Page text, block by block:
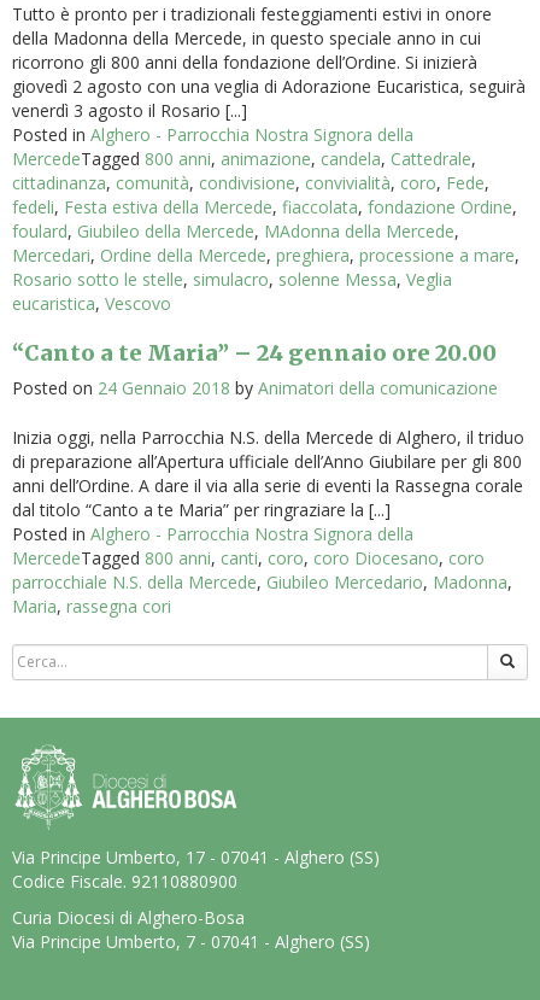
Tutto è pronto per i tradizionali festeggiamenti estivi in onore
della Madonna della Mercede, in questo speciale anno in cui
ricorrono gli 800 anni della fondazione dell’Ordine. Si inizierà
giovedì 2 agosto con una veglia di Adorazione Eucaristica, seguirà
venerdì 3 agosto il Rosario [...]
Posted in Alghero - Parrocchia Nostra Signora della
MercedeTagged 800 anni, animazione, candela, Cattedrale,
cittadinanza, comunità, condivisione, convivialità, coro, Fede,
fedeli, Festa estiva della Mercede, fiaccolata, fondazione Ordine,
foulard, Giubileo della Mercede, MAdonna della Mercede,
Mercedari, Ordine della Mercede, preghiera, processione a mare,
Rosario sotto le stelle, simulacro, solenne Messa, Veglia
eucaristica, Vescovo
“Canto a te Maria” – 24 gennaio ore 20.00
Posted on 24 Gennaio 2018 by Animatori della comunicazione
Inizia oggi, nella Parrocchia N.S. della Mercede di Alghero, il triduo
di preparazione all’Apertura ufficiale dell’Anno Giubilare per gli 800
anni dell’Ordine. A dare il via alla serie di eventi la Rassegna corale
dal titolo “Canto a te Maria” per ringraziare la [...]
Posted in Alghero - Parrocchia Nostra Signora della
MercedeTagged 800 anni, canti, coro, coro Diocesano, coro
parrocchiale N.S. della Mercede, Giubileo Mercedario, Madonna,
Maria, rassegna cori
Via Principe Umberto, 17 - 07041 - Alghero (SS)
Codice Fiscale. 92110880900
Curia Diocesi di Alghero-Bosa
Via Principe Umberto, 7 - 07041 - Alghero (SS)